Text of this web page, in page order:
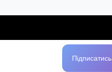
Підписатись